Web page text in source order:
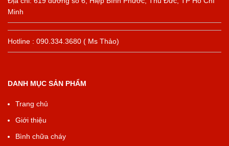
Minh
Hotline : 090.334.3680 ( Ms Thảo)
DANH MỤC SẢN PHẨM
Trang chủ
Giới thiệu
Bình chữa cháy